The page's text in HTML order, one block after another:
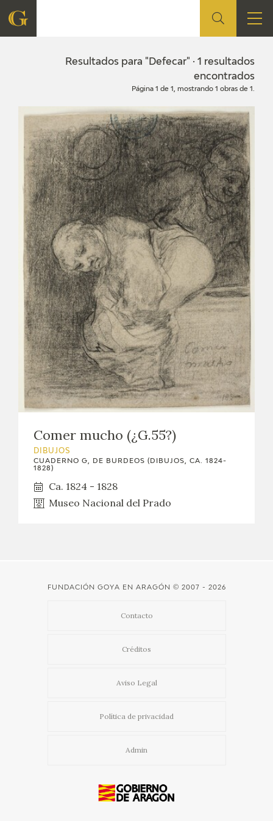
CENTRO DE INVESTIGACIÓN Y DOCUMENTACIÓN
ACCIÓN CORPORATIVA
SEDE
CONTACTO
PROGRAMACIÓN
EXPOSICIONES
ACTIVIDADES
ACTUALIDAD
SALA DE PRENSA
BLOG CUADERNO ITALIANO
FRANCISCO DE GOYA
CRONOLOGÍA
Resultados para "Defecar" · 1 resultados
encontrados
Página 1 de 1, mostrando 1 obras de 1.
Comer mucho (¿G.55?)
DIBUJOS
CUADERNO G, DE BURDEOS (DIBUJOS, CA. 1824-
1828)
Ca. 1824 - 1828
Museo Nacional del Prado
FUNDACIÓN GOYA EN ARAGÓN © 2007 - 2026
Contacto
Créditos
Aviso Legal
Política de privacidad
Admin